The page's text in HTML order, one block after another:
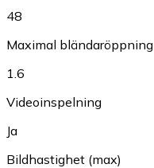
48
Maximal bländaröppning
1.6
Videoinspelning
Ja
Bildhastighet (max)